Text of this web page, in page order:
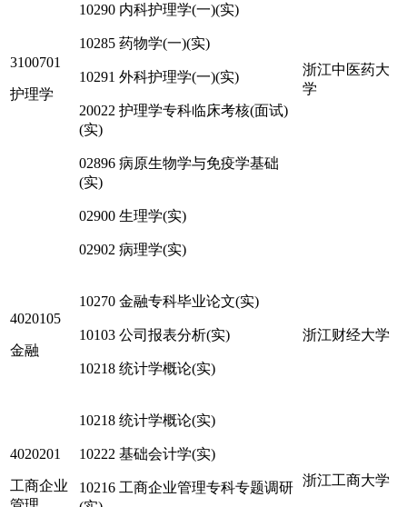
3100701
护理学
10290 内科护理学(一)(实)
10285 药物学(一)(实)
10291 外科护理学(一)(实)
20022 护理学专科临床考核(面试)
(实)
02896 病原生物学与免疫学基础
(实)
02900 生理学(实)
02902 病理学(实)
浙江中医药大
学
4020105
金融
10270 金融专科毕业论文(实)
10103 公司报表分析(实)
10218 统计学概论(实)
浙江财经大学
4020201
工商企业
10218 统计学概论(实)
10222 基础会计学(实)
10216 工商企业管理专科专题调研 浙江工商大学